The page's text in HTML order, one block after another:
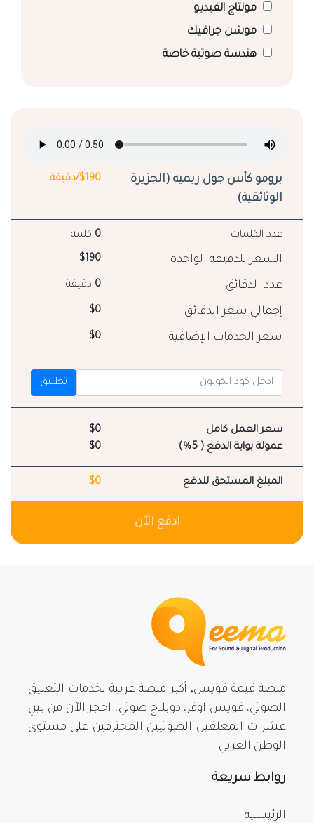
مونتاج الفيديو
موشن جرافيك
هندسة صوتية خاصة
برومو كأس جول ريميه (الجزيرة
الوثائقية)
$190/دقيقة
عدد الكلمات 0 كلمة
السعر للدقيقة الواحدة $190
عدد الدقائق 0 دقيقة
إجمالي سعر الدقائق $0
سعر الخدمات الإضافية $0
تطبيق
سعر العمل كامل
$0
عمولة بوابة الدفع ( 5%)
$0
المبلغ المستحق للدفع $0
ادفع الآن
منصة قيمة فويس, أكبر منصة عربية لخدمات التعليق
الصوتي، فويس اوفر، دوبلاج صوتي. احجز الآن من بينِ
عشرات المعلقين الصوتيين المحترفين على مستوى
الوطن العربي.
روابط سريعة
الرئيسية